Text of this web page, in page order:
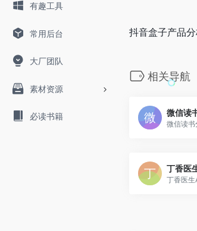
有趣工具
常用后台
大厂团队
素材资源
必读书籍
抖音盒子产品
相关导航
微信读
微信读
丁香医
丁香医